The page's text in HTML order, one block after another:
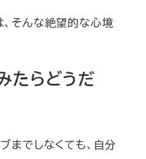
、そんな絶望的な心境
たらどうだ
までしなくても、自分